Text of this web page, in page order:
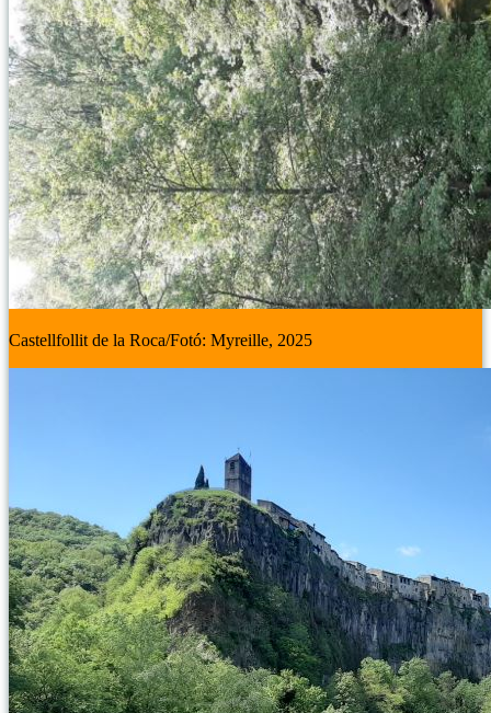
Castellfollit de la Roca/Fotó: Myreille, 2025